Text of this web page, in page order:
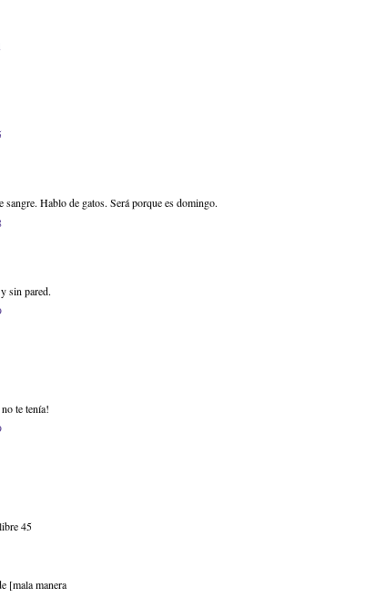
Hablo de gatos. Será porque es domingo.
sin pared.
te tenía!
45
[mala manera